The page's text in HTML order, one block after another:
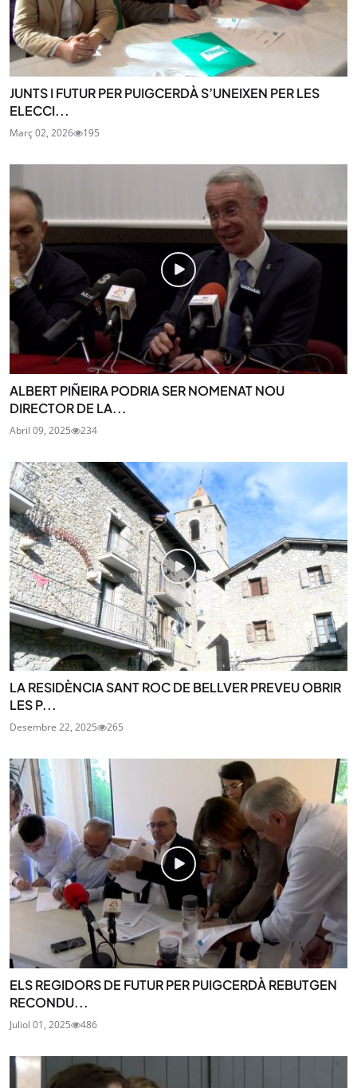
JUNTS I FUTUR PER PUIGCERDÀ S’UNEIXEN PER LES
ELECCI...
Març 02, 2026 195
ALBERT PIÑEIRA PODRIA SER NOMENAT NOU
DIRECTOR DE LA...
Abril 09, 2025 234
LA RESIDÈNCIA SANT ROC DE BELLVER PREVEU OBRIR
LES P...
Desembre 22, 2025 265
ELS REGIDORS DE FUTUR PER PUIGCERDÀ REBUTGEN
RECONDU...
Juliol 01, 2025 486